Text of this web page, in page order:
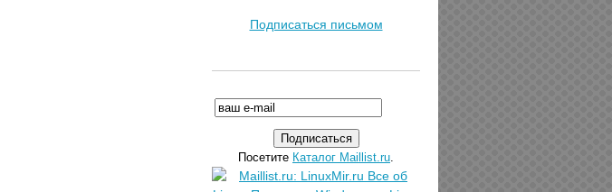
Подписаться письмом
Посетите Каталог Maillist.ru.